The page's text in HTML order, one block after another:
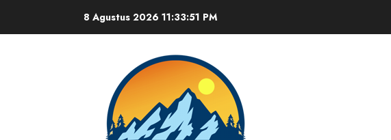
8 Agustus 2026 11:33:51 PM